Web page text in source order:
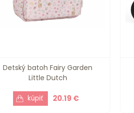
Detský batoh Fairy Garden
Little Dutch
20.19 €